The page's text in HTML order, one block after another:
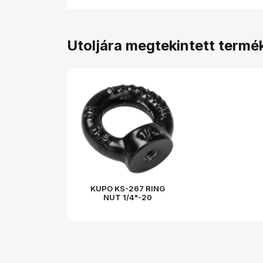
Utoljára megtekintett
KUPO KS-267 RING
NUT 1/4"-20